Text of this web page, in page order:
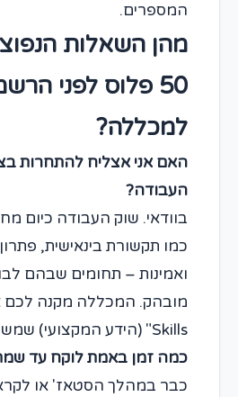
המספרים.
מהן השאלות
50 פלוס לפני
למכללה?
האם אני אצליח להתחרות
העבודה?
כמו תקשורת בינאישית,
ואמינות – תחומים שבהם
Skills" (הידע המקצועי) שמשלים את החבילה.
כמה זמן באמת לוקח עד
כבר במהלך הסטאז' או